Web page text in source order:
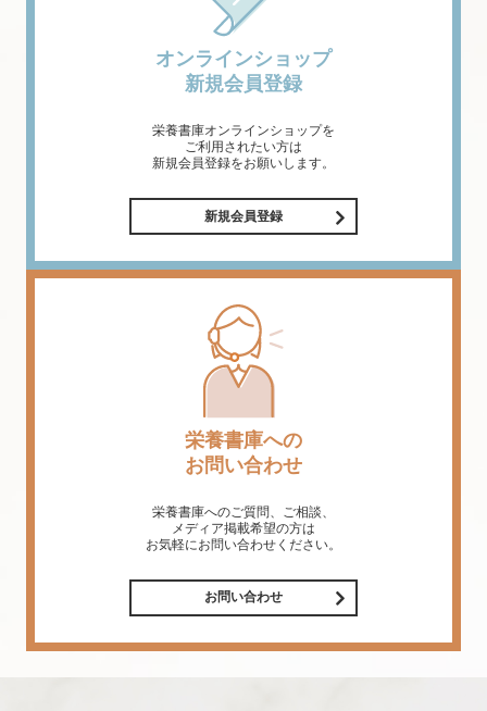
オンラインショップ
新規会員登録
栄養書庫オンラインショップを
ご利用されたい方は
新規会員登録をお願いします。
新規会員登録
栄養書庫への
お問い合わせ
栄養書庫へのご質問、ご相談、
メディア掲載希望の方は
お気軽にお問い合わせください。
お問い合わせ